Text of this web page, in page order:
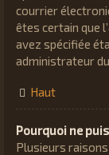
courrier
êtes certain que
avez spécifiée
administrateur
Haut
Pourquoi ne
Plusieurs